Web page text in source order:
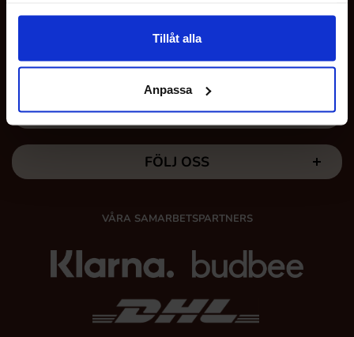
Tillåt alla
Anpassa
KUNDTJÄNST
MINA SIDOR
HÄR FINNS VI
FÖLJ OSS
VÅRA SAMARBETSPARTNERS